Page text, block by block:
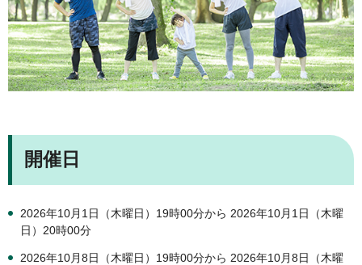
開催日
2026年10月1日（木曜日）19時00分から 2026年10月1日（木曜
日）20時00分
2026年10月8日（木曜日）19時00分から 2026年10月8日（木曜